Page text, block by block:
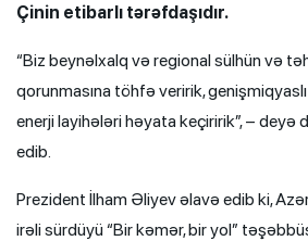
Çinin etibarlı tərəfdaşıdır.
“Biz beynəlxalq və regional sülhün və
qorunmasına töhfə veririk,
enerji layihələri həyata keçiririk”, – deyə
edib.
Prezident İlham Əliyev əlavə edib ki,
irəli sürdüyü “Bir kəmər, bir yol”